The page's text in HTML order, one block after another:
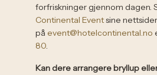
forfriskninger gjennom dagen.
Continental Eventsine
på event@hotelcontinental.no
80.
Kan dere arrangere bryllup